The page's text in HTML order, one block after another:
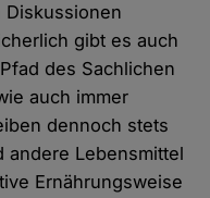
Diskussionen
gibt es auch
des Sachlichen
auch immer
dennoch stets
andere Lebensmittel
Ernährungsweise